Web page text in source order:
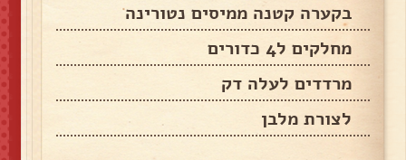
בקערה קטנה ממיסים נטורינה
מחלקים ל4 כדורים
מרדדים לעלה דק
לצורת מלבן